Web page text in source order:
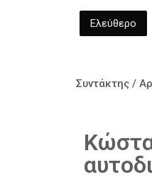
Ελεύθερο
Συντάκτης /